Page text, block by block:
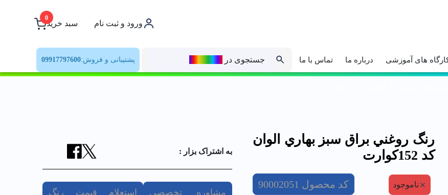
ورود و ثبت نام سبد خرید
0
های آموزشی درباره ما تماس با ما جستجوی در پشتیبانی و فروش:09917797600
رنگ روغني براق سبز بهاري الوان
کد 152كوارت
ناموجود کد محصول 90002051
به اشتراک بزار :
مشاوره تخصصی
استعلام قیمت رنگ